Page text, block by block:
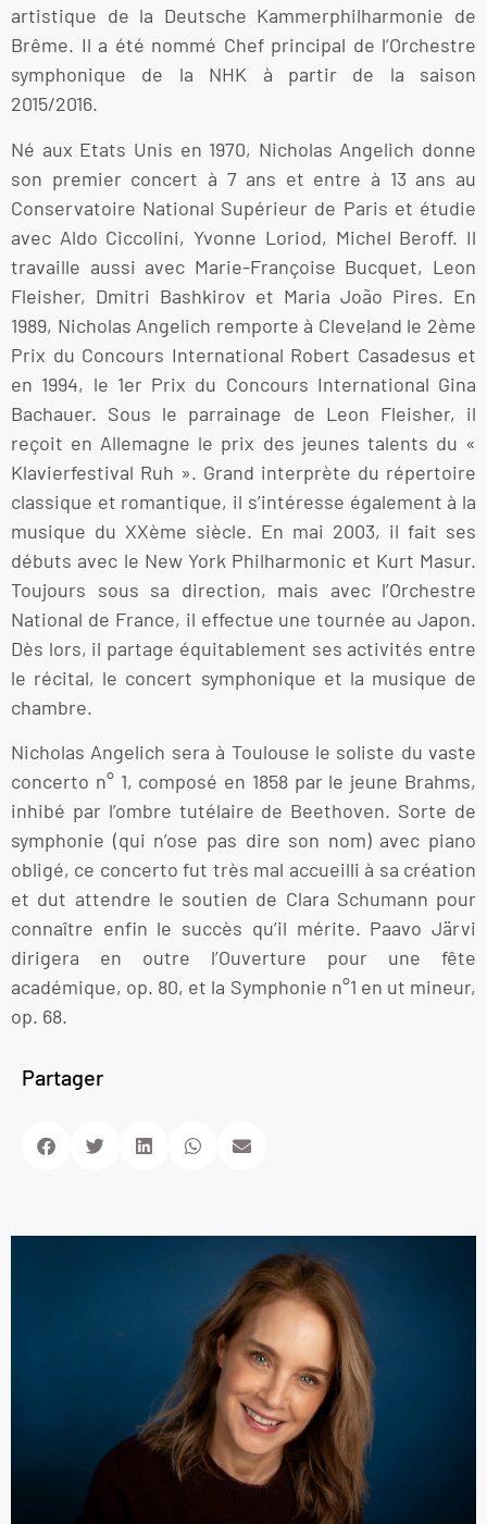
artistique de la Deutsche Kammerphilharmonie de
Brême. Il a été nommé Chef principal de l’Orchestre
symphonique de la NHK à partir de la saison
2015/2016.
Né aux Etats Unis en 1970, Nicholas Angelich donne
son premier concert à 7 ans et entre à 13 ans au
Conservatoire National Supérieur de Paris et étudie
avec Aldo Ciccolini, Yvonne Loriod, Michel Beroff. Il
travaille aussi avec Marie-Françoise Bucquet, Leon
Fleisher, Dmitri Bashkirov et Maria João Pires. En
1989, Nicholas Angelich remporte à Cleveland le 2ème
Prix du Concours International Robert Casadesus et
en 1994, le 1er Prix du Concours International Gina
Bachauer. Sous le parrainage de Leon Fleisher, il
reçoit en Allemagne le prix des jeunes talents du «
Klavierfestival Ruh ». Grand interprète du répertoire
classique et romantique, il s’intéresse également à la
musique du XXème siècle. En mai 2003, il fait ses
débuts avec le New York Philharmonic et Kurt Masur.
Toujours sous sa direction, mais avec l’Orchestre
National de France, il effectue une tournée au Japon.
Dès lors, il partage équitablement ses activités entre
le récital, le concert symphonique et la musique de
chambre.
Nicholas Angelich sera à Toulouse le soliste du vaste
concerto n° 1, composé en 1858 par le jeune Brahms,
inhibé par l’ombre tutélaire de Beethoven. Sorte de
symphonie (qui n’ose pas dire son nom) avec piano
obligé, ce concerto fut très mal accueilli à sa création
et dut attendre le soutien de Clara Schumann pour
connaître enfin le succès qu’il mérite. Paavo Järvi
dirigera en outre l’Ouverture pour une fête
académique, op. 80, et la Symphonie n°1 en ut mineur,
op. 68.
Partager